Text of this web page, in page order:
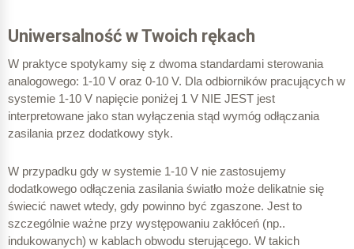
Uniwersalność w Twoich rękach
W praktyce spotykamy się z dwoma standardami sterowania
analogowego: 1-10 V oraz 0-10 V. Dla odbiorników pracujących w
systemie 1-10 V napięcie poniżej 1 V NIE JEST jest
interpretowane jako stan wyłączenia stąd wymóg odłączania
zasilania przez dodatkowy styk.
W przypadku gdy w systemie 1-10 V nie zastosujemy
dodatkowego odłączenia zasilania światło może delikatnie się
świecić nawet wtedy, gdy powinno być zgaszone. Jest to
szczególnie ważne przy występowaniu zakłóceń (np..
indukowanych) w kablach obwodu sterującego. W takich